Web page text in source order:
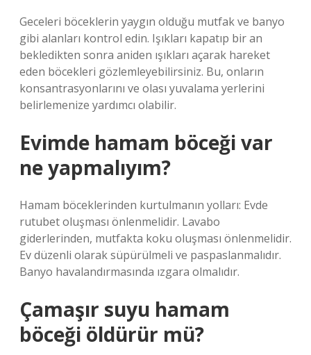
Geceleri böceklerin yaygın olduğu mutfak ve banyo
gibi alanları kontrol edin. Işıkları kapatıp bir an
bekledikten sonra aniden ışıkları açarak hareket
eden böcekleri gözlemleyebilirsiniz. Bu, onların
konsantrasyonlarını ve olası yuvalama yerlerini
belirlemenize yardımcı olabilir.
Evimde hamam böceği var
ne yapmalıyım?
Hamam böceklerinden kurtulmanın yolları: Evde
rutubet oluşması önlenmelidir. Lavabo
giderlerinden, mutfakta koku oluşması önlenmelidir.
Ev düzenli olarak süpürülmeli ve paspaslanmalıdır.
Banyo havalandırmasında ızgara olmalıdır.
Çamaşır suyu hamam
böceği öldürür mü?